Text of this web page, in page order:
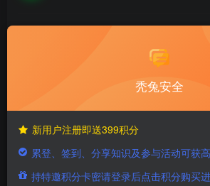
此内容为付费阅读，请付费后查看
500
至尊金兔
15
秃兔安全
新用户注册即送399积分
累登、签到、分享知识及参与活动可获
持特邀积分卡密请登录后点击积分购买